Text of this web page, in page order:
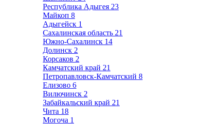
Республика Адыгея 23
Майкоп 8
Адыгейск 1
Сахалинская область 21
Южно-Сахалинск 14
Долинск 2
Корсаков 2
Камчатский край 21
Петропавловск-Камчатский 8
Елизово 6
Вилючинск 2
Забайкальский край 21
Чита 18
Могоча 1